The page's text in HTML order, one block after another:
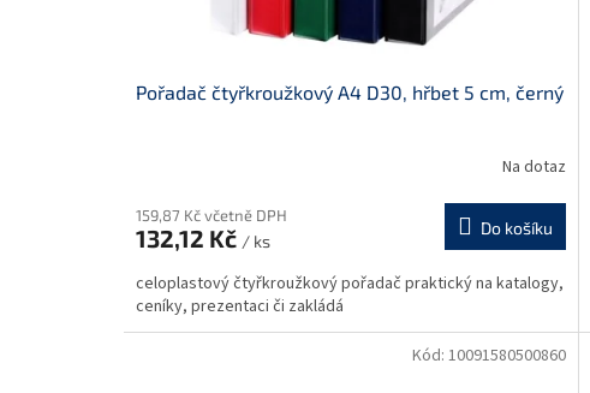
Pořadač čtyřkroužkový A4 D30, hřbet 5 cm, černý
Na dotaz
159,87 Kč včetně DPH
132,12 Kč / ks
Do košíku
celoplastový čtyřkroužkový pořadač praktický na katalogy,
ceníky, prezentaci či zakládá
Kód:10091580500860